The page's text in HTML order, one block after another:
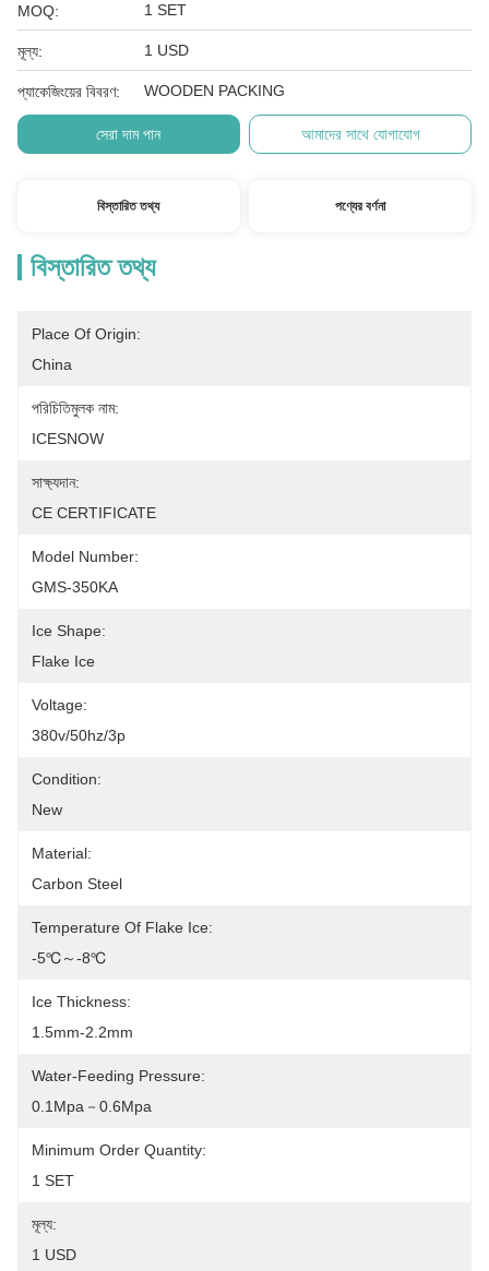
MOQ: 1 SET
মূল্য: 1 USD
প্যাকেজিংয়ের বিবরণ: WOODEN PACKING
সেরা দাম পান আমাদের সাথে যোগাযোগ
বিস্তারিত তথ্য পণ্যের বর্ণনা
বিস্তারিত তথ্য
Place Of Origin:
China
পরিচিতিমুলক নাম:
ICESNOW
সাক্ষ্যদান:
CE CERTIFICATE
Model Number:
GMS-350KA
Ice Shape:
Flake Ice
Voltage:
380v/50hz/3p
Condition:
New
Material:
Carbon Steel
Temperature Of Flake Ice:
-5℃～-8℃
Ice Thickness:
1.5mm-2.2mm
Water-Feeding Pressure:
0.1Mpa－0.6Mpa
Minimum Order Quantity:
1 SET
মূল্য:
1 USD